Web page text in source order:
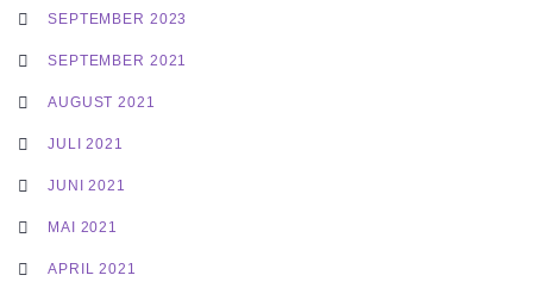
SEPTEMBER 2023
SEPTEMBER 2021
AUGUST 2021
JULI 2021
JUNI 2021
MAI 2021
APRIL 2021